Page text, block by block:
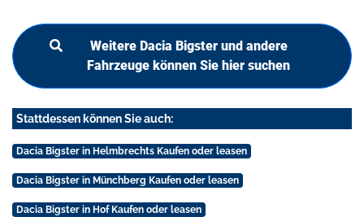
Weitere Dacia Bigster und andere
Fahrzeuge können Sie hier suchen
Stattdessen können Sie auch:
Dacia Bigster in Helmbrechts Kaufen oder leasen
Dacia Bigster in Münchberg Kaufen oder leasen
Dacia Bigster in Hof Kaufen oder leasen